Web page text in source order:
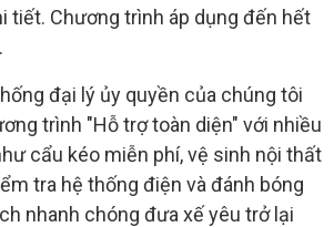
tiết. Chương trình áp dụng đến hết
đại lý ủy quyền của chúng tôi
trình "Hỗ trợ toàn diện" với nhiều
cẩu kéo miễn phí, vệ sinh nội thất
tra hệ thống điện và đánh bóng
nhanh chóng đưa xế yêu trở lại